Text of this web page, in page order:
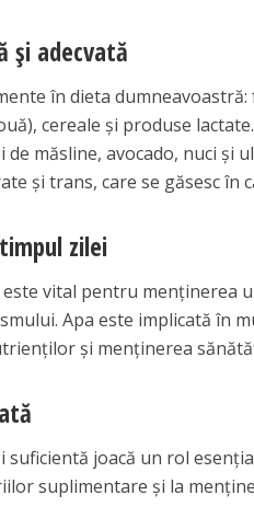
și adecvată
în dieta
cereale și produse
măsline, avocado, nuci și
și trans, care se găsesc în
zilei
vital pentru menținerea
Apa este implicată în
și menținerea
suficientă joacă un rol
suplimentare și la